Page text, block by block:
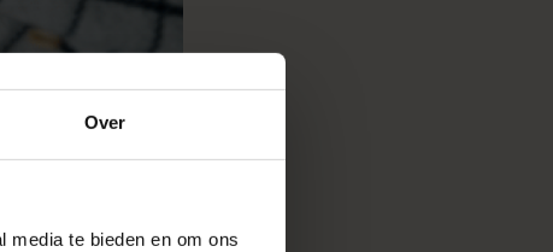
Over
media te bieden en om ons